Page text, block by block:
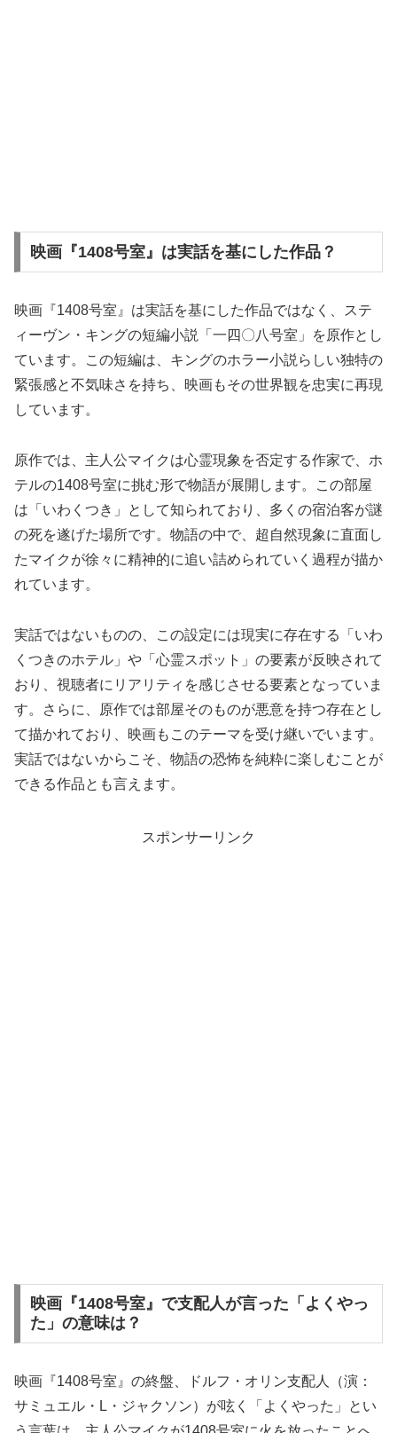
映画『1408号室』は実話を基にした作品？
映画『1408号室』は実話を基にした作品ではなく、ステ
ィーヴン・キングの短編小説「一四〇八号室」を原作とし
ています。この短編は、キングのホラー小説らしい独特の
緊張感と不気味さを持ち、映画もその世界観を忠実に再現
しています。
原作では、主人公マイクは心霊現象を否定する作家で、ホ
テルの1408号室に挑む形で物語が展開します。この部屋
は「いわくつき」として知られており、多くの宿泊客が謎
の死を遂げた場所です。物語の中で、超自然現象に直面し
たマイクが徐々に精神的に追い詰められていく過程が描か
れています。
実話ではないものの、この設定には現実に存在する「いわ
くつきのホテル」や「心霊スポット」の要素が反映されて
おり、視聴者にリアリティを感じさせる要素となっていま
す。さらに、原作では部屋そのものが悪意を持つ存在とし
て描かれており、映画もこのテーマを受け継いでいます。
実話ではないからこそ、物語の恐怖を純粋に楽しむことが
できる作品とも言えます。
スポンサーリンク
映画『1408号室』で支配人が言った「よくやっ
た」の意味は？
映画『1408号室』の終盤、ドルフ・オリン支配人（演：
サミュエル・L・ジャクソン）が呟く「よくやった」とい